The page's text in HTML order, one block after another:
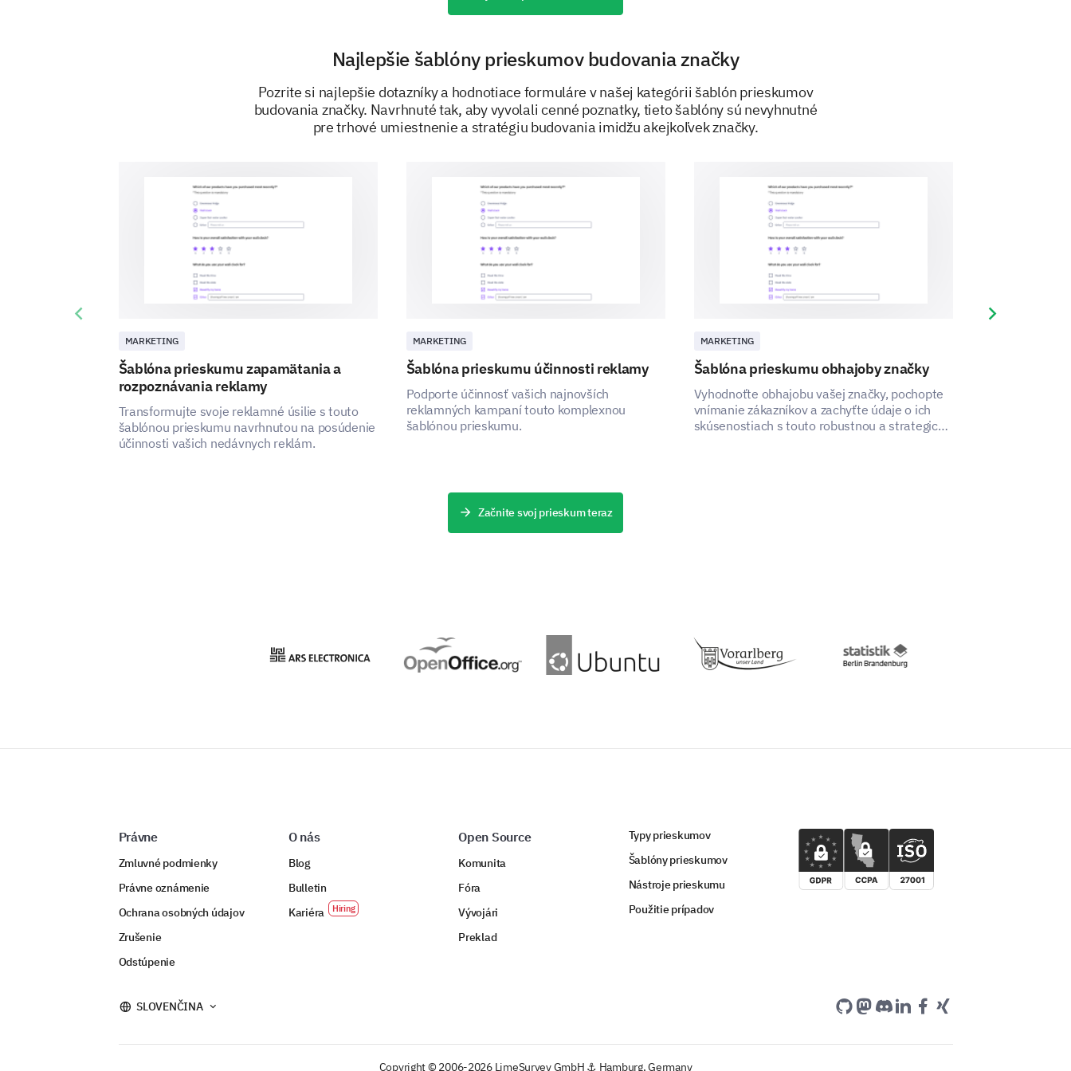
What is your age?
PODPOROVANÉ
Najlepšie šablóny prieskumov budovania značky
Pozrite si najlepšie dotazníky a hodnotiace formuláre v našej kategórii šablón prieskumov
budovania značky. Navrhnuté tak, aby vyvolali cenné poznatky, tieto šablóny sú nevyhnutné
pre trhové umiestnenie a stratégiu budovania imidžu akejkoľvek značky.
MARKETING
Šablóna prieskumu zapamätania a
rozpoznávania reklamy
Transformujte svoje reklamné úsilie s touto
šablónou prieskumu navrhnutou na posúdenie
účinnosti vašich nedávnych reklám.
MARKETING
Šablóna prieskumu účinnosti reklamy
Podporte účinnosť vašich najnovších
reklamných kampaní touto komplexnou
šablónou prieskumu.
MARKETING
Šablóna prieskumu obhajoby značky
Vyhodnoťte obhajobu vašej značky, pochopte
vnímanie zákazníkov a zachyťte údaje o ich
skúsenostiach s touto robustnou a strategicky
Previous slide Next slide
Začnite svoj prieskum teraz
Právne
Zmluvné podmienky
Právne oznámenie
Ochrana osobných údajov
Zrušenie
Odstúpenie
O nás
Blog
Bulletin
Kariéra
Open Source
Komunita
Fóra
Vývojári
Preklad
Typy prieskumov
Šablóny prieskumov
Nástroje prieskumu
Použitie prípadov
SLOVENČINA
Copyright © 2006-2026 LimeSurvey GmbH ⚓ Hamburg, Germany